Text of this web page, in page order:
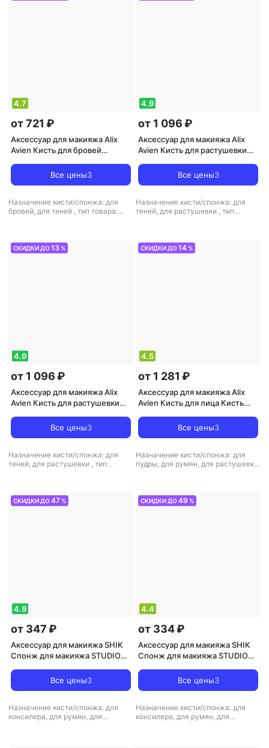
4.7
от 721 ₽
Аксессуар для макияжа Alix
Avien Кисть для бровей
Все цены3
Назначение кисти/спонжа: для
бровей, для теней , тип товара:
4.9
от 1 096 ₽
Аксессуар для макияжа Alix
Avien Кисть для растушевки
Все цены3
Назначение кисти/спонжа: для
теней, для растушевки , тип
СКИДКИ ДО13 %
4.9
от 1 096 ₽
Аксессуар для макияжа Alix
Avien Кисть для растушевки
Все цены3
Назначение кисти/спонжа: для
теней, для растушевки , тип
СКИДКИ ДО14 %
4.5
от 1 281 ₽
Аксессуар для макияжа Alix
Avien Кисть для лица Кисть
Blusher brushВсе цены3
Назначение кисти/спонжа: для
пудры, для румян, для растушевки
СКИДКИ ДО47 %
4.9
от 347 ₽
Аксессуар для макияжа SHIK
Спонж для макияжа STUDIO
для тонального крема румян и
консилера бежевый
Все цены3
Назначение кисти/спонжа: для
консилера, для румян, для
СКИДКИ ДО49 %
4.4
от 334 ₽
Аксессуар для макияжа SHIK
Спонж для макияжа STUDIO
для тонального крема румян и
консилера серый
Все цены3
Назначение кисти/спонжа: для
консилера, для румян, для